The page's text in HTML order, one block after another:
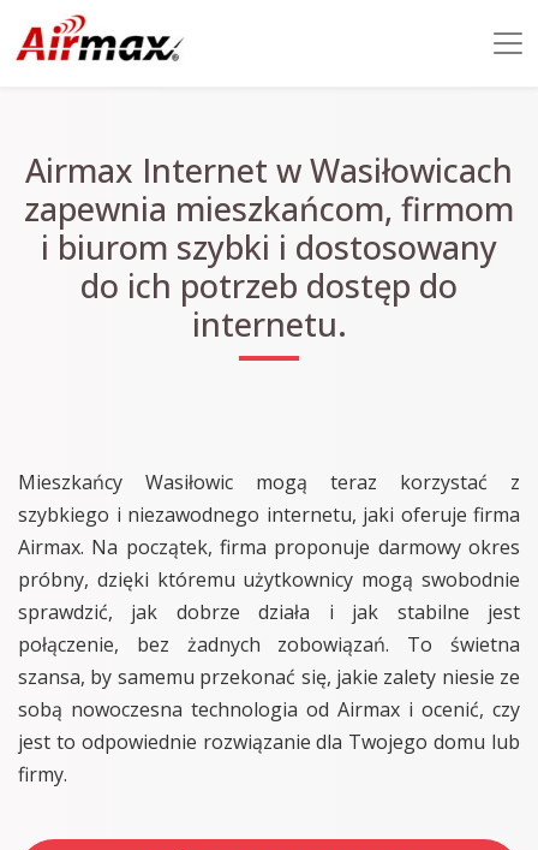
Airmax Internet w Wasiłowicach
zapewnia mieszkańcom, firmom
i biurom szybki i dostosowany
do ich potrzeb dostęp do
internetu.
Mieszkańcy Wasiłowic mogą teraz korzystać z
szybkiego i niezawodnego internetu, jaki oferuje firma
Airmax. Na początek, firma proponuje darmowy okres
próbny, dzięki któremu użytkownicy mogą swobodnie
sprawdzić, jak dobrze działa i jak stabilne jest
połączenie, bez żadnych zobowiązań. To świetna
szansa, by samemu przekonać się, jakie zalety niesie ze
sobą nowoczesna technologia od Airmax i ocenić, czy
jest to odpowiednie rozwiązanie dla Twojego domu lub
firmy.